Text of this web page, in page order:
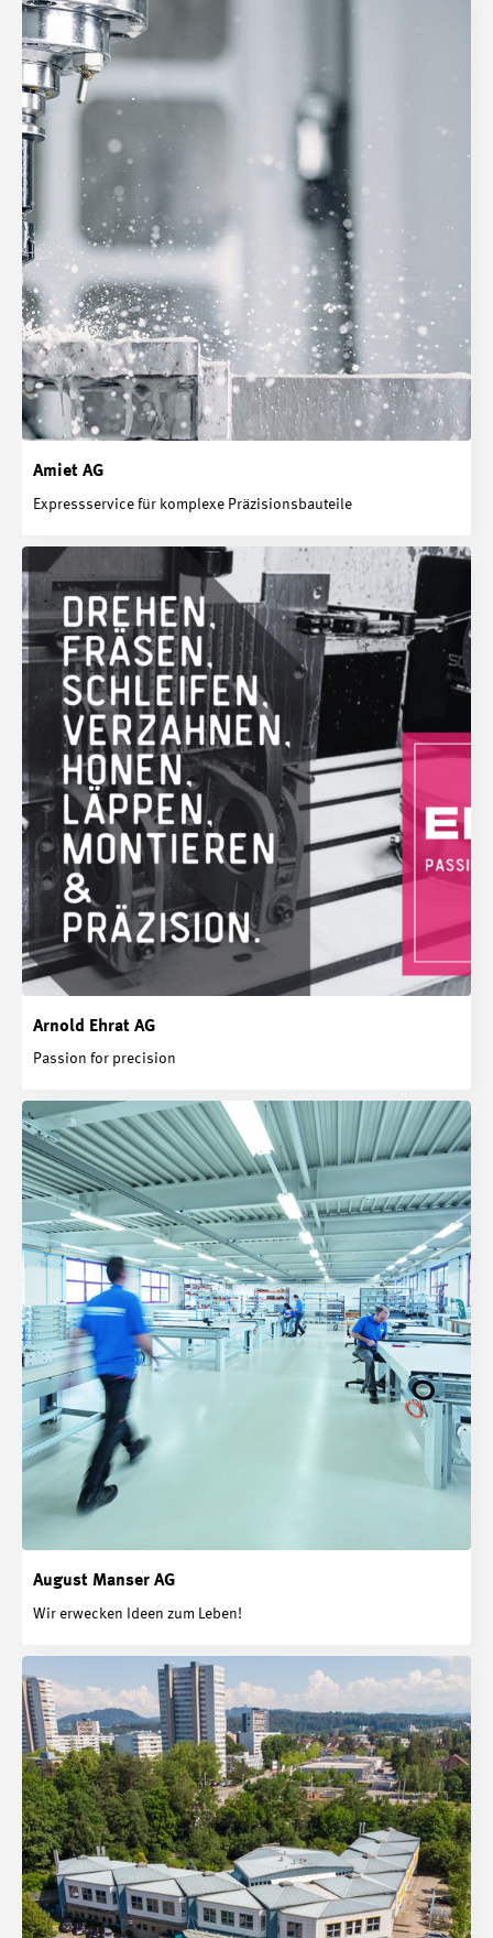
Amiet AG
Expressservice für komplexe Präzisionsbauteile
Arnold Ehrat AG
Passion for precision
August Manser AG
Wir erwecken Ideen zum Leben!